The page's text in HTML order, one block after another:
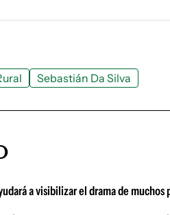
Sebastián Da Silva
a visibilizar el drama de